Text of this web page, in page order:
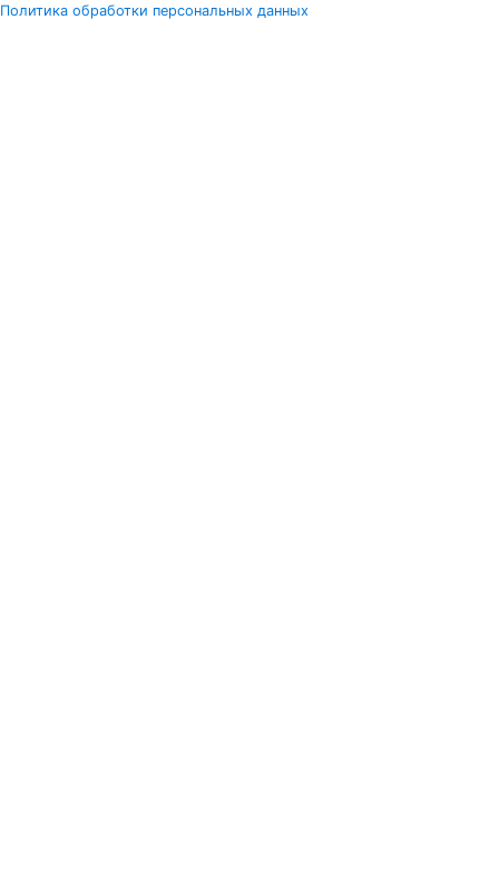
Политика обработки персональных данных